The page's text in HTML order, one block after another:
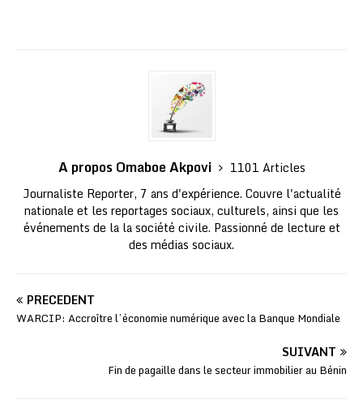
A propos Omaboe Akpovi
1101 Articles
Journaliste Reporter, 7 ans d'expérience. Couvre l'actualité
nationale et les reportages sociaux, culturels, ainsi que les
événements de la la société civile. Passionné de lecture et
des médias sociaux.
PRÉCÉDENT
WARCIP: Accroître l’économie numérique avec la Banque Mondiale
SUIVANT
Fin de pagaille dans le secteur immobilier au Bénin